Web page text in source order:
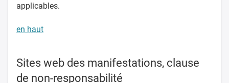
applicables.
en haut
Sites web des manifestations, clause
de non-responsabilité